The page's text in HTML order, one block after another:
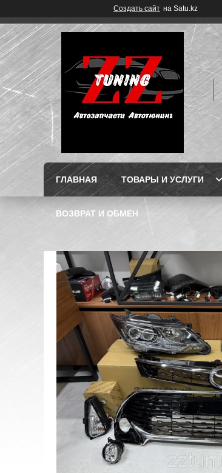
Создать сайт на Satu.kz
ГЛАВНАЯ ТОВАРЫ И УСЛУГИ
ВОЗВРАТ И ОБМЕН